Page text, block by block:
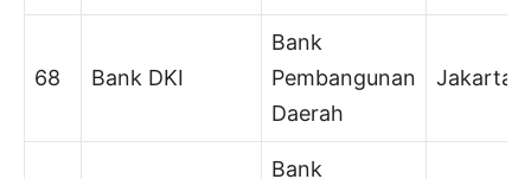
68 Bank DKI
Bank
Pembangunan
Daerah
Jakarta
Bank